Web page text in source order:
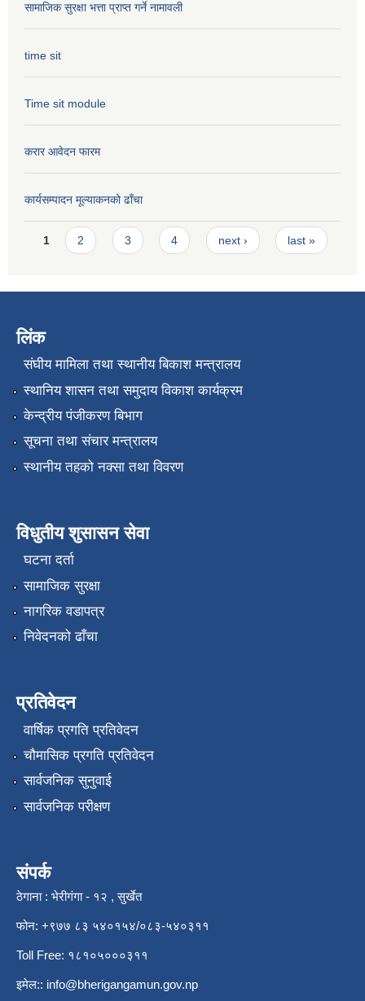
सामाजिक सुरक्षा भत्ता प्राप्त गर्ने नामावली
time sit
Time sit module
करार आवेदन फारम
कार्यसम्पादन मूल्या‌कनको ढाँचा
Pages
1 2 3 4 next › last »
लिंक
संघीय मामिला तथा स्थानीय बिकाश मन्त्रालय
स्थानिय शासन तथा समुदाय विकाश कार्यक्रम
केन्द्रीय पंजीकरण बिभाग
सूचना तथा संचार मन्त्रालय
स्थानीय तहको नक्सा तथा विवरण
विधुतीय शुसासन सेवा
घटना दर्ता
सामाजिक सुरक्षा
नागरिक वडापत्र
निवेदनको ढाँचा
प्रतिवेदन
वार्षिक प्रगति प्रतिवेदन
चौमासिक प्रगति प्रतिवेदन
सार्वजनिक सुनुवाई
सार्वजनिक परीक्षण
संपर्क
ठेगाना : भेरीगंगा - १२ , सुर्खेत
फोन: +९७७ ८३ ५४०१५४/०८३-५४०३११
Toll Free: १८१०५०००३११
इमेल:: info@bherigangamun.gov.np